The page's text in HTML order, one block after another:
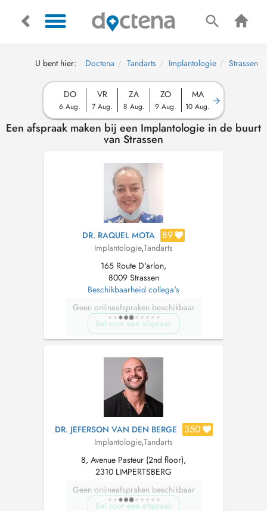
U bent hier: Doctena Tandarts Implantologie Strassen
DO
6 Aug.
VR
7 Aug.
ZA
8 Aug.
ZO
9 Aug.
MA
10 Aug.
Een afspraak maken bij een Implantologie in de buurt
van Strassen
DR. RAQUEL MOTA 89
Implantologie,Tandarts
165 Route D'arlon,
8009 Strassen
Beschikbaarheid collega's
Geen onlineafspraken beschikbaar
Bel voor een afspraak
DR. JEFERSON VAN DEN BERGE 350
Implantologie,Tandarts
8, Avenue Pasteur (2nd floor),
2310 LIMPERTSBERG
Geen onlineafspraken beschikbaar
Bel voor een afspraak